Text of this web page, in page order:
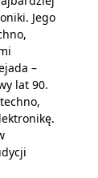
Jego
–
lat 90.